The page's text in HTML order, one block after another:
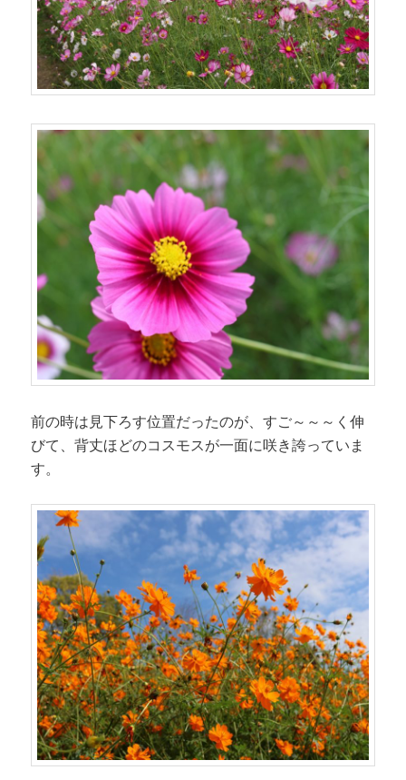
前の時は見下ろす位置だったのが、すご～～～く伸
びて、背丈ほどのコスモスが一面に咲き誇っていま
す。